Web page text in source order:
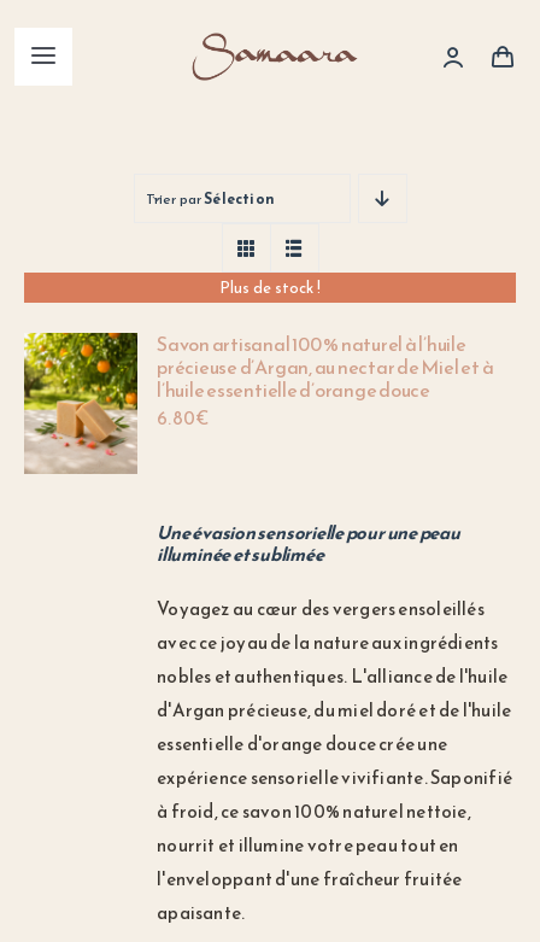
content
Basculer
Huiles précieuses
Hydrolats
Savons naturels
Trier parSélection
Plus de stock !
Savon artisanal 100 % naturel à l’huile
précieuse d’Argan, au nectar de Miel et à
l’huile essentielle d’orange douce
6.80€
Une évasion sensorielle pour une peau
illuminée et sublimée
Voyagez au cœur des vergers ensoleillés
avec ce joyau de la nature aux ingrédients
nobles et authentiques. L'alliance de l'huile
d'Argan précieuse, du miel doré et de l'huile
essentielle d'orange douce crée une
expérience sensorielle vivifiante. Saponifié
à froid, ce savon 100% naturel nettoie,
nourrit et illumine votre peau tout en
l'enveloppant d'une fraîcheur fruitée
apaisante.